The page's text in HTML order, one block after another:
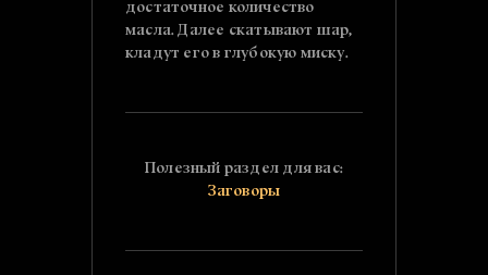
достаточное количество
масла. Далее скатывают шар,
кладут его в глубокую миску.
Полезный раздел для вас:
Заговоры